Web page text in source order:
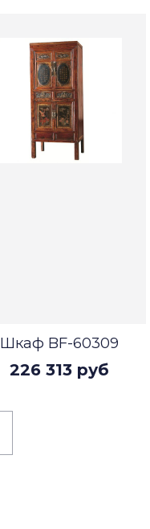
Шкаф BF-60309
226 313 руб